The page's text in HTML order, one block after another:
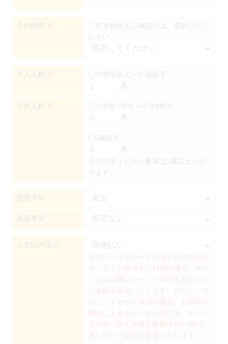
予約時間
〇空き状況をご確認の上、選択してく
ださい
大人人数
〇中学生以上～65歳以下
名
子供人数
〇小学生1年生～小学6年生
名
〇6歳以下
名
※アクティビティ参加は5歳以上とな
交通手段
送迎希望
お支払方法
※クレジットカード決済またはPayPay
オンライン決済をご利用の場合、キャ
ンセルの際にキャンセル料を差し引い
た金額を返金いたします。ただし、ク
レジットカード決済の場合、お客様の
都合によるキャンセル時には、キャン
セル料に加え決済手数料(3.6%+税)を
差し引いた金額を返金いたします。